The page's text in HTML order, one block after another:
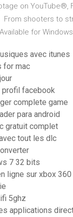
on YouTube®,
shooters to
for
avec itunes
for mac
profil facebook
complete game
para android
gratuit complet
tout les dlc
7 32 bits
ligne sur xbox 360
5ghz
applications